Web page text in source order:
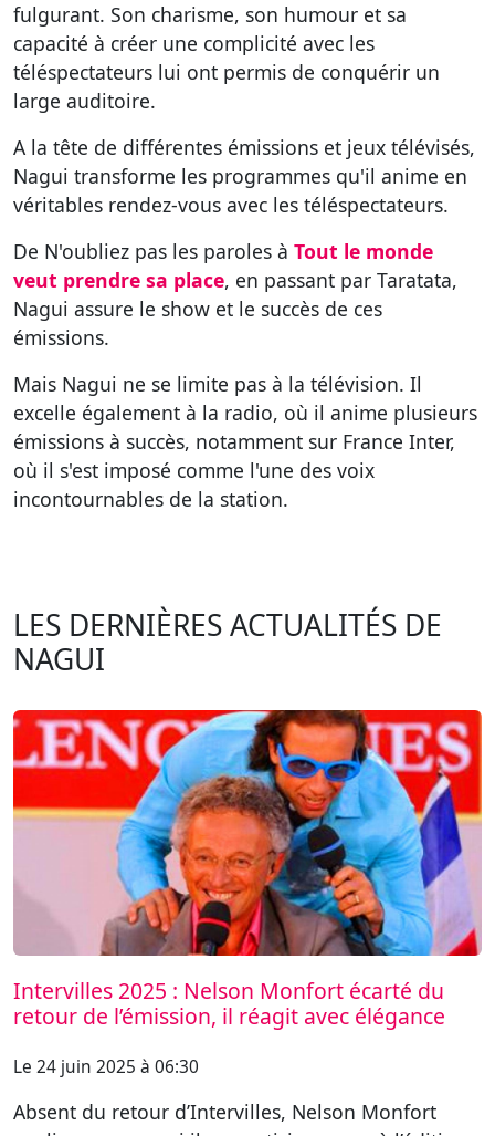
fulgurant. Son charisme, son humour et sa
capacité à créer une complicité avec les
téléspectateurs lui ont permis de conquérir un
large auditoire.
A la tête de différentes émissions et jeux télévisés,
Nagui transforme les programmes qu'il anime en
véritables rendez-vous avec les téléspectateurs.
De N'oubliez pas les paroles à Tout le monde
veut prendre sa place, en passant par Taratata,
Nagui assure le show et le succès de ces
émissions.
Mais Nagui ne se limite pas à la télévision. Il
excelle également à la radio, où il anime plusieurs
émissions à succès, notamment sur France Inter,
où il s'est imposé comme l'une des voix
incontournables de la station.
LES DERNIÈRES ACTUALITÉS DE
NAGUI
Intervilles 2025 : Nelson Monfort écarté du
retour de l’émission, il réagit avec élégance
Le 24 juin 2025 à 06:30
Absent du retour d’Intervilles, Nelson Monfort